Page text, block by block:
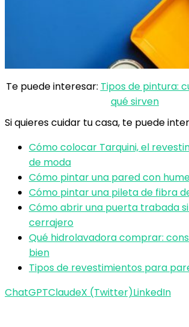
Te puede interesar: Tipos de pintura:
qué sirven
Si quieres cuidar tu casa, te puede
Cómo colocar Tarquini, el
de moda
Cómo pintar una pared con
Cómo pintar una pileta de fibra
Cómo abrir una puerta trabada
cerrajero
Qué hidrolavadora comprar:
bien
Tipos de revestimientos para
ChatGPTClaudeX (Twitter)LinkedIn